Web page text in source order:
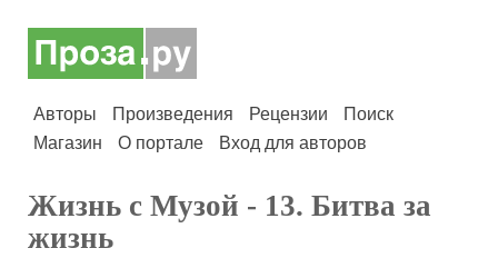
Авторы Произведения Рецензии
Поиск
Магазин
О портале Вход для авторов
Жизнь с Музой - 13. Битва за
жизнь